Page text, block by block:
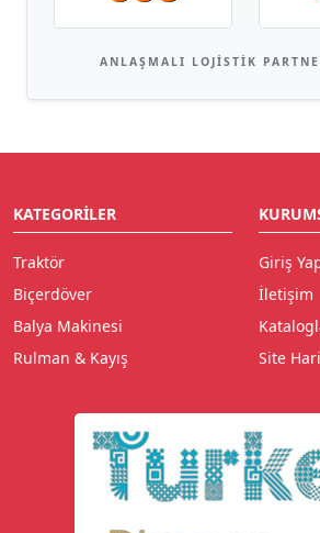
ANLAŞMALI LOJISTIK
KATEGORILER
Traktör
Biçerdöver
Balya Makinesi
Rulman & Kayış
Giriş
İletişim
Site